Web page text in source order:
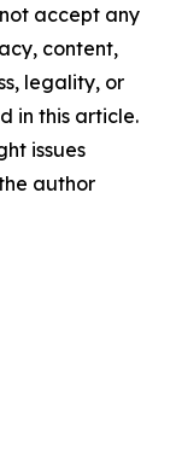
accept any
content,
legality, or
in this article.
issues
author